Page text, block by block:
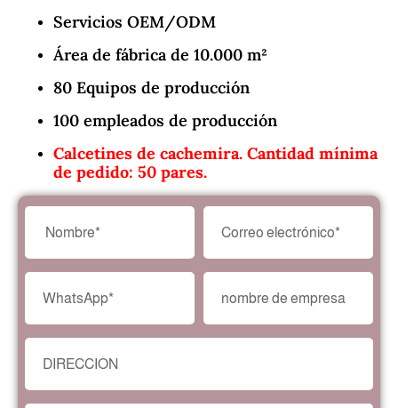
Servicios OEM/ODM
Área de fábrica de 10.000 m²
80 Equipos de producción
100 empleados de producción
Calcetines de cachemira. Cantidad mínima
de pedido: 50 pares.